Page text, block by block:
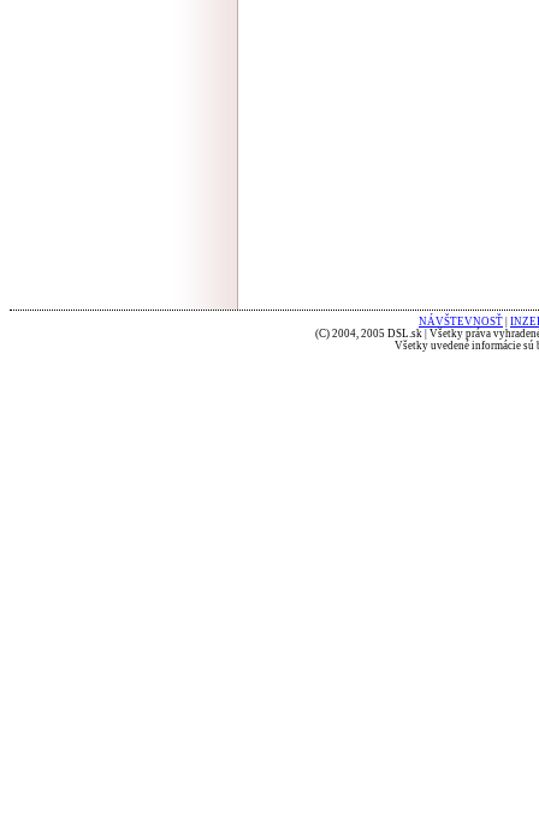
NÁVŠTEVNOSŤ
(C) 2004, 2005 DSL.sk | Všetky práva
Všetky uvedené informácie sú